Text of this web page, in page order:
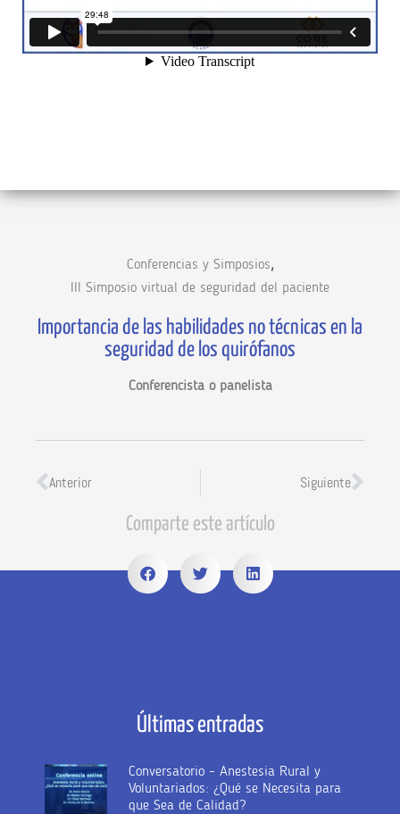
Conferencias y Simposios,
III Simposio virtual de seguridad del paciente
Importancia de las habilidades no técnicas en la
seguridad de los quirófanos
Conferencista o panelista
Anterior Siguiente
Comparte este artículo
Últimas entradas
Conversatorio – Anestesia Rural y
Voluntariados: ¿Qué se Necesita para
que Sea de Calidad?